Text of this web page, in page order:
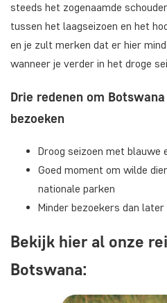
steeds het zogenaamde
tussen het laagseizoen en het
en je zult merken dat er hier
wanneer je verder in het droge
Drie redenen om
bezoeken
Droog seizoen met blauwe
Goed moment om wilde
nationale parken
Minder bezoekers dan
Bekijk hier al onze
Botswana: